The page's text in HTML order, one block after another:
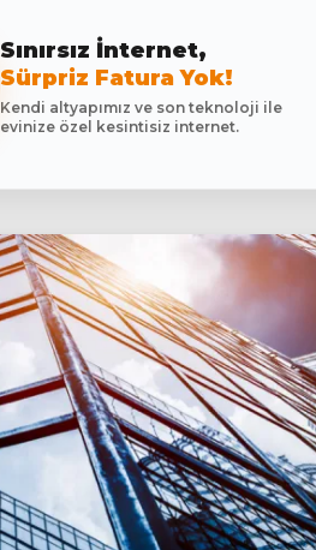
Sınırsız İnternet,
Sürpriz Fatura Yok!
Kendi altyapımız ve son teknoloji ile
evinize özel kesintisiz internet.